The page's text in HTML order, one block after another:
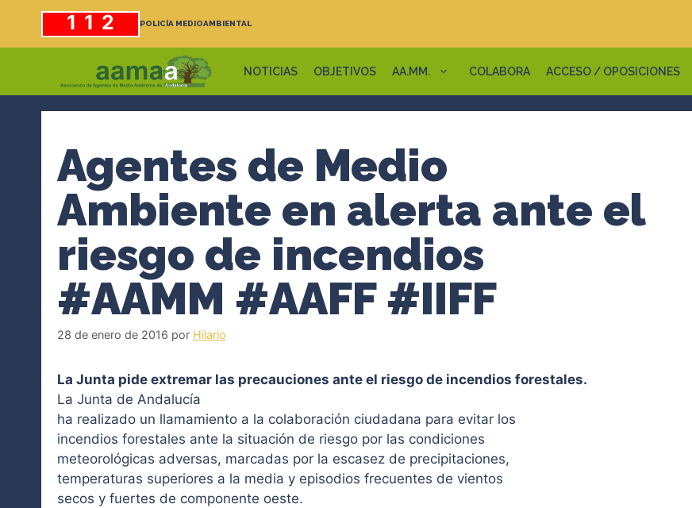
contenido
112 POLICÍA MEDIOAMBIENTAL
NOTICIAS OBJETIVOS AA.MM. COLABORA ACCESO / OPOSICIONES
Agentes de Medio
Ambiente en alerta ante el
riesgo de incendios
#AAMM #AAFF #IIFF
28 de enero de 2016 por Hilario
La Junta pide extremar las precauciones ante el riesgo de incendios forestales.
La Junta de Andalucía
ha realizado un llamamiento a la colaboración ciudadana para evitar los
incendios forestales ante la situación de riesgo por las condiciones
meteorológicas adversas, marcadas por la escasez de precipitaciones,
temperaturas superiores a la media y episodios frecuentes de vientos
secos y fuertes de componente oeste.